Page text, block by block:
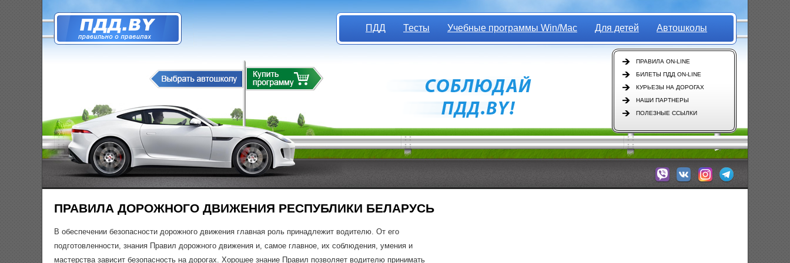
ПДД Тесты Учебные программы Win/Mac Для детей Автошколы
Мы в Instagram
Мы ВКонтакте
Мы в Viber
ПРАВИЛА ON-LINE
БИЛЕТЫ ПДД ON-LINE
КУРЬЕЗЫ НА ДОРОГАХ
НАШИ ПАРТНЕРЫ
ПОЛЕЗНЫЕ ССЫЛКИ
ПРАВИЛА ДОРОЖНОГО ДВИЖЕНИЯ РЕСПУБЛИКИ БЕЛАРУСЬ
В обеспечении безопасности дорожного движения главная роль принадлежит водителю. От его
подготовленности, знания Правил дорожного движения и, самое главное, их соблюдения, умения и
мастерства зависит безопасность на дорогах. Хорошее знание Правил позволяет водителю принимать